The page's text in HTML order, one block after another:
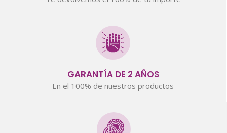
GARANTÍA DE 2 AÑOS
En el 100% de nuestros productos